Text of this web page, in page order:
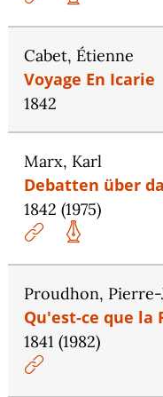
Cabet, Étienne
Voyage En Icarie
1842
Marx, Karl
Debatten über
1842 (1975)
Proudhon, Pierre-
Qu'est-ce que la
1841 (1982)